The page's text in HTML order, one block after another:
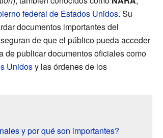
federal de Estados Unidos. Su
documentos importantes del
de que el público pueda acceder
de publicar documentos oficiales como
Unidosy las órdenes de los
y por qué son importantes?